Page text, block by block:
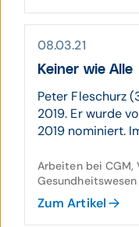
08.03.21
Keiner wie Alle
Peter Fleschurz
2019. Er wurde
2019 nominiert.
Arbeiten bei CGM,
Zum Artikel